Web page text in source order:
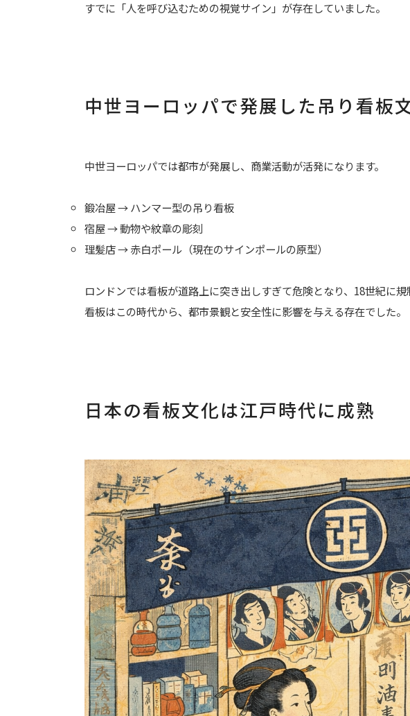
すでに「人を呼び込むための視覚サイン」が存在していました。
中世ヨーロッパで発展した吊り看板
中世ヨーロッパでは都市が発展し、商業活動が活発になります。
鍛冶屋 → ハンマー型の吊り看板
宿屋 → 動物や紋章の彫刻
理髪店 → 赤白ポール（現在のサインポールの原型）
ロンドンでは看板が道路上に突き出しすぎて危険となり、18世紀に規
看板はこの時代から、都市景観と安全性に影響を与える存在でした。
日本の看板文化は江戸時代に成熟